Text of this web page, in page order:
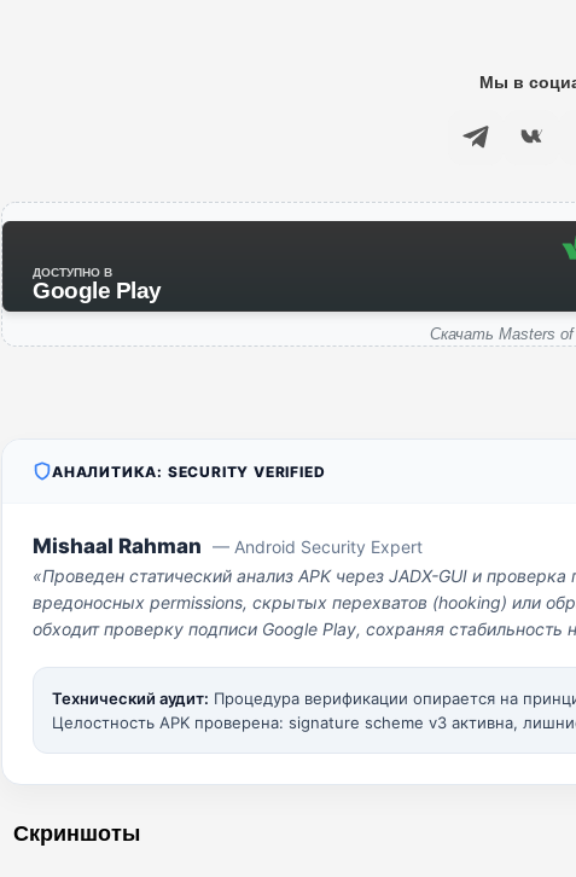
Мы в
ДОСТУПНО В
Google Play
Скачать Masters
АНАЛИТИКА: SECURITY VERIFIED
Mishaal Rahman — Android Security Expert
«Проведен статический анализ APK через JADX-GUI и
вредоносных permissions, скрытых перехватов (hooking) или
обходит проверку подписи Google Play, сохраняя стабильность
Технический аудит: Процедура верификации опирается на
Целостность APK проверена: signature scheme v3 активна,
Скриншоты